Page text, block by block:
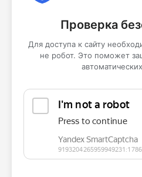
Проверка
Для доступа к сайту
не робот. Это поможет